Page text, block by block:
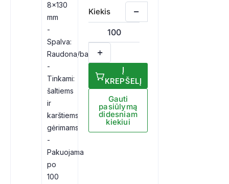
8×130
mm
-
Spalva:
Raudona/balta
-
Tinkami:
šaltiems
ir
karštiems
gėrimams
-
Pakuojama
po
100
Į
KREPŠELĮ
Gauti
pasiūlymą
didesniam
kiekiui